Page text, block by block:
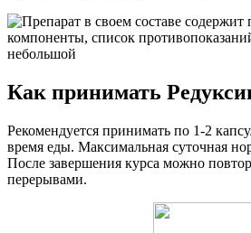
Как принимать
Рекомендуется принимать по 1-2
время еды. Максимальная суточная
После завершения курса можно
перерывами.